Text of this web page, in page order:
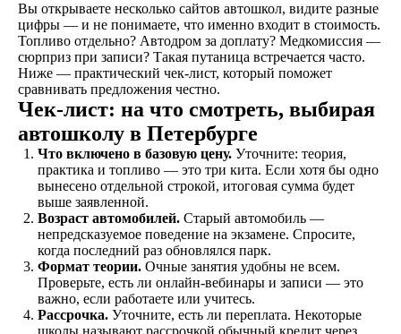
Вы открываете несколько сайтов автошкол, видите разные
цифры — и не понимаете, что именно входит в стоимость.
Топливо отдельно? Автодром за доплату? Медкомиссия —
сюрприз при записи? Такая путаница встречается часто.
Ниже — практический чек-лист, который поможет
сравнивать предложения честно.
Чек-лист: на что смотреть, выбирая
автошколу в Петербурге
Что включено в базовую цену. Уточните: теория,
практика и топливо — это три кита. Если хотя бы одно
вынесено отдельной строкой, итоговая сумма будет
выше заявленной.
Возраст автомобилей. Старый автомобиль —
непредсказуемое поведение на экзамене. Спросите,
когда последний раз обновлялся парк.
Формат теории. Очные занятия удобны не всем.
Проверьте, есть ли онлайн-вебинары и записи — это
важно, если работаете или учитесь.
Рассрочка. Уточните, есть ли переплата. Некоторые
школы называют рассрочкой обычный кредит через
Заключаете договор и
оплачиваете первый
этап от стоимости
обучения в рассрочку
Договор
Проходите
теоретический и
практический курс,
продолжительностью
от 1,5 месяцев, в
зависимости от
Обучение